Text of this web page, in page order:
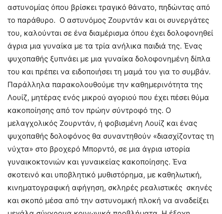
αστυνομίας όπου βρίσκει τραγικό θάνατο, πηδώντας από
το παράθυρο. Ο αστυνόμος Ζουρντάν και οι συνεργάτες
του, καλούνται σε ένα διαμέρισμα όπου έχει δολοφονηθεί
άγρια μια γυναίκα με τα τρία ανήλικα παιδιά της. Ένας
ψυχοπαθής ξυπνάει με μια γυναίκα δολοφονημένη δίπλα
του και πρέπει να ειδοποιήσει τη μαμά του για το συμβάν.
Παράλληλα παρακολουθούμε την καθημερινότητα της
Λουίζ, μητέρας ενός μικρού αγοριού που έχει πέσει θύμα
κακοποίησης από τον πρώην σύντροφό της. O
μελαγχολικός Ζουρντάν, ή φοβισμένη Λουίζ και ένας
ψυχοπαθής δολοφόνος θα συναντηθούν «διασχίζοντας τη
νύχτα» στο βροχερό Μπορντό, σε μια άγρια ιστορία
γυναικοκτονιών και γυναικείας κακοποίησης. Ένα
σκοτεινό και υποβλητικό μυθιστόρημα, με καθηλωτική,
κινηματογραφική αφήγηση, σκληρές ρεαλιστικές σκηνές
και σκοπό μέσα από την αστυνομική πλοκή να αναδείξει